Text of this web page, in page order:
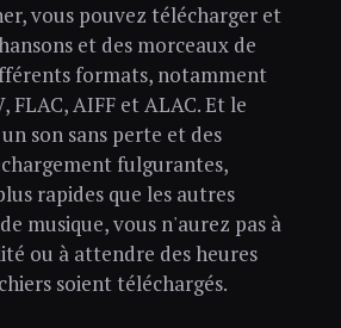
vous pouvez télécharger et
et des morceaux de
formats, notamment
FLAC, AIFF et ALAC. Et le
son sans perte et des
fulgurantes,
rapides que les autres
musique, vous n'aurez pas à
ou à attendre des heures
soient téléchargés.